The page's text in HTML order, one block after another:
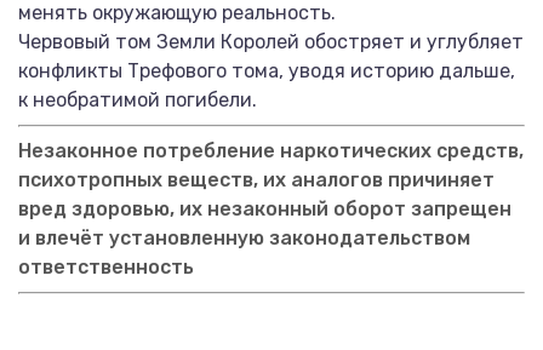
менять окружающую реальность.
Червовый том Земли Королей обостряет и углубляет
конфликты Трефового тома, уводя историю дальше,
к необратимой погибели.
Незаконное потребление наркотических средств,
психотропных веществ, их аналогов причиняет
вред здоровью, их незаконный оборот запрещен
и влечёт установленную законодательством
ответственность